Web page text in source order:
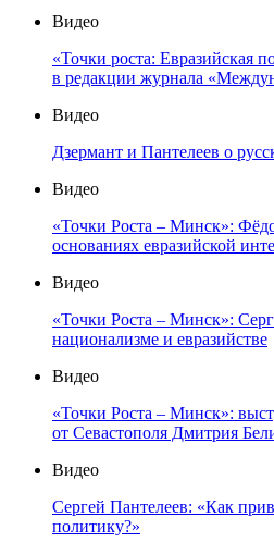
Видео
«Точки роста: Евразийская
в редакции журнала
Видео
Дзермант и Пантелеев о
Видео
«Точки Роста – Минск»:
основаниях евразийской
Видео
«Точки Роста – Минск»:
национализме и евразийстве
Видео
«Точки Роста – Минск»:
от Севастополя Дмитрия
Видео
Сергей Пантелеев: «Как
политику?»